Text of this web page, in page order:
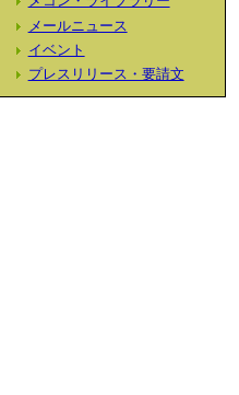
メールニュース
イベント
プレスリリース・要請文